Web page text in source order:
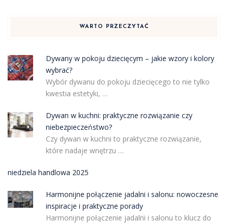
WARTO PRZECZYTAĆ
Dywany w pokoju dziecięcym – jakie wzory i kolory
wybrać?
Wybór dywanu do pokoju dziecięcego to nie tylko
kwestia estetyki, …
Dywan w kuchni: praktyczne rozwiązanie czy
niebezpieczeństwo?
Czy dywan w kuchni to praktyczne rozwiązanie,
które nadaje wnętrzu …
niedziela handlowa 2025
Harmonijne połączenie jadalni i salonu: nowoczesne
inspiracje i praktyczne porady
Harmonijne połączenie jadalni i salonu to klucz do